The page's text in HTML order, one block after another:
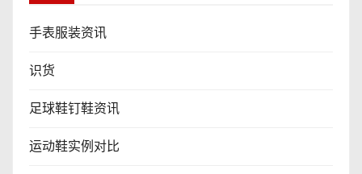
手表服装资讯
识货
足球鞋钉鞋资讯
运动鞋实例对比